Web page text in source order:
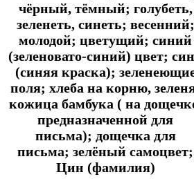
чёрный, тёмный; голубеть,
зеленеть, синеть; весенний;
молодой; цветущий; синий
(зеленовато-синий) цвет;
(синяя краска);
поля; хлеба на корню,
кожица бамбука ( на
предназначенной для
письма); дощечка для
письма; зелёный самоцвет;
Цин (фамилия)